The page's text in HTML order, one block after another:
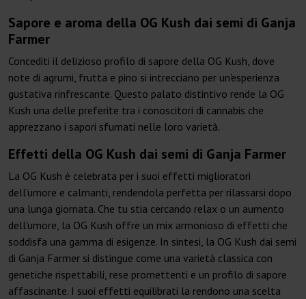
Sapore e aroma della OG Kush dai semi di Ganja
Farmer
Concediti il delizioso profilo di sapore della OG Kush, dove
note di agrumi, frutta e pino si intrecciano per un'esperienza
gustativa rinfrescante. Questo palato distintivo rende la OG
Kush una delle preferite tra i conoscitori di cannabis che
apprezzano i sapori sfumati nelle loro varietà.
Effetti della OG Kush dai semi di Ganja Farmer
La OG Kush è celebrata per i suoi effetti miglioratori
dell'umore e calmanti, rendendola perfetta per rilassarsi dopo
una lunga giornata. Che tu stia cercando relax o un aumento
dell'umore, la OG Kush offre un mix armonioso di effetti che
soddisfa una gamma di esigenze. In sintesi, la OG Kush dai semi
di Ganja Farmer si distingue come una varietà classica con
genetiche rispettabili, rese promettenti e un profilo di sapore
affascinante. I suoi effetti equilibrati la rendono una scelta